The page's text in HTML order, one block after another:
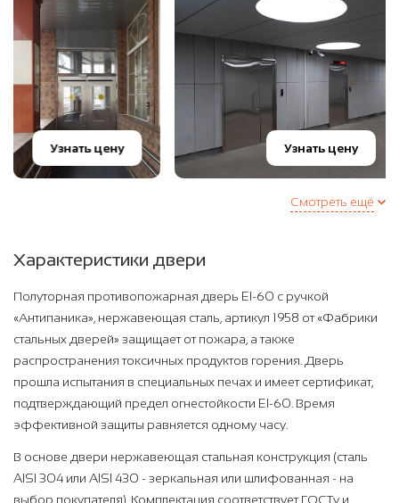
Узнать цену Узнать цену
Смотреть ещё
Характеристики двери
Полуторная противопожарная дверь EI-60 с ручкой
«Антипаника», нержавеющая сталь, артикул 1958 от «Фабрики
стальных дверей» защищает от пожара, а также
распространения токсичных продуктов горения. Дверь
прошла испытания в специальных печах и имеет сертификат,
подтверждающий предел огнестойкости EI-60. Время
эффективной защиты равняется одному часу.
В основе двери нержавеющая стальная конструкция (сталь
AISI 304 или AISI 430 - зеркальная или шлифованная - на
выбор покупателя). Комплектация соответствует ГОСТу и